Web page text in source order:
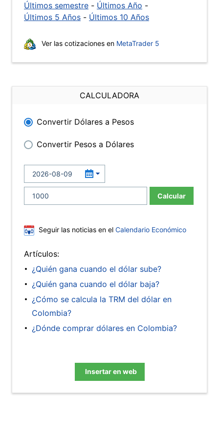
Últimos semestre - Últimos Año -
Últimos 5 Años - Últimos 10 Años
Ver las cotizaciones en MetaTrader 5
CALCULADORA
Convertir Dólares a Pesos
Convertir Pesos a Dólares
Calcular
Seguir las noticias en el Calendario Económico
Artículos:
¿Quién gana cuando el dólar sube?
¿Quién gana cuando el dólar baja?
¿Cómo se calcula la TRM del dólar en
Colombia?
¿Dónde comprar dólares en Colombia?
Insertar en web